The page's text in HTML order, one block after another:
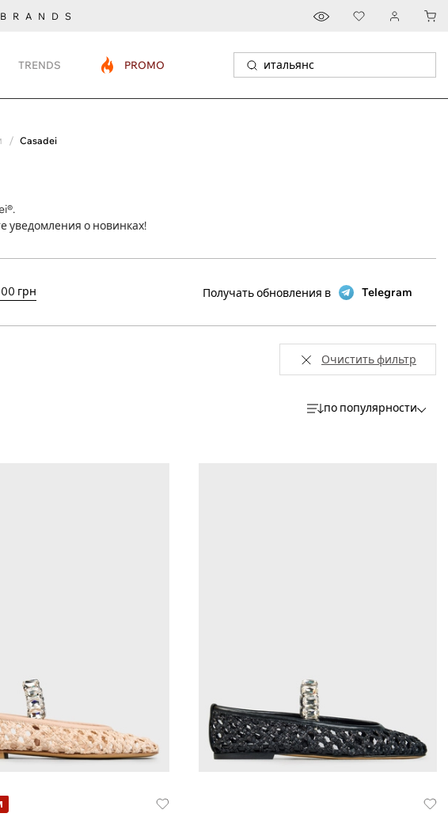
TRENDS PROMO
Casadei
уведомления о новинках!
грн Получать обновления в Telegram
Очистить фильтр
по популярности